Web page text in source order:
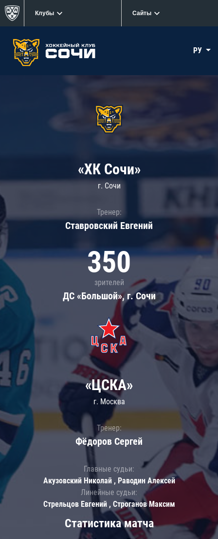
Клубы Сайты
РУ
«ХК Сочи»
г. Сочи
Тренер:
Ставровский Евгений
350
зрителей
ДС «Большой», г. Сочи
Статистика матча
«ЦСКА»
г. Москва
Тренер:
Фёдоров Сергей
Главные судьи:
Акузовский Николай , Раводин Алексей
Линейные судьи:
Стрельцов Евгений , Строганов Максим